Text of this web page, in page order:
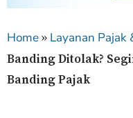
Home» Layanan Pajak
Banding Ditolak?
Banding Pajak